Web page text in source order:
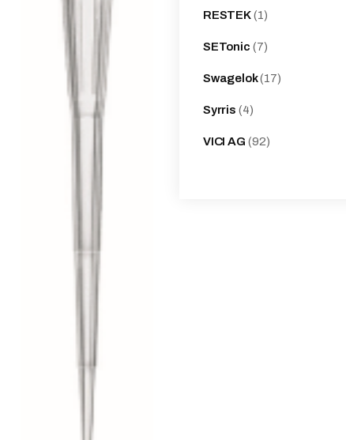
RESTEK 11
SETonic
77
Swagelok 1717
Syrris
44
VICI AG 9292